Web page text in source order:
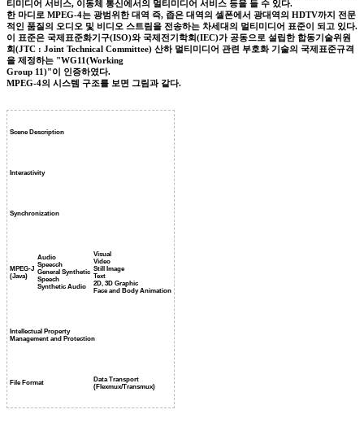
티미디어 서비스, 이동체 통신에서의 멀티미디어 서비스 등을 들 수 있다.
한 마디로 MPEG-4는 광범위한 대역 즉, 좁은 대역의 셀폰에서 광대역의 HDTV까지 전문
적인 품질의 오디오 및 비디오 스트림을 전송하는 차세대의 멀티미디어 표준이 되고 있다.
이 표준은 국제표준화기구(ISO)와 국제전기학회(IEC)가 공동으로 설립한 합동기술위원
회(JTC : Joint Technical Committee) 산하 멀티미디어 관련 부호화 기술의 국제표준규격
을 제정하는 "WG11(Working
Group 11)"이 인증하였다.
MPEG-4의 시스템 구조를 보면 그림과 같다.
Scene Description
Interactivity
Synchronization
MPEG-J
(Java)
Audio
Speecch
General Synthetic
Speech
Synthetic Audio
Visual
Video
Still Image
Text
2D, 3D Graphic
Face and Body Animation
Intellectual Property
Management and Protection
File Format
Data Transport
(Flexmux/Transmux)